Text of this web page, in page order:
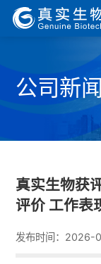
公司新
真实生物获
评价 工作表
发布时间：2026-